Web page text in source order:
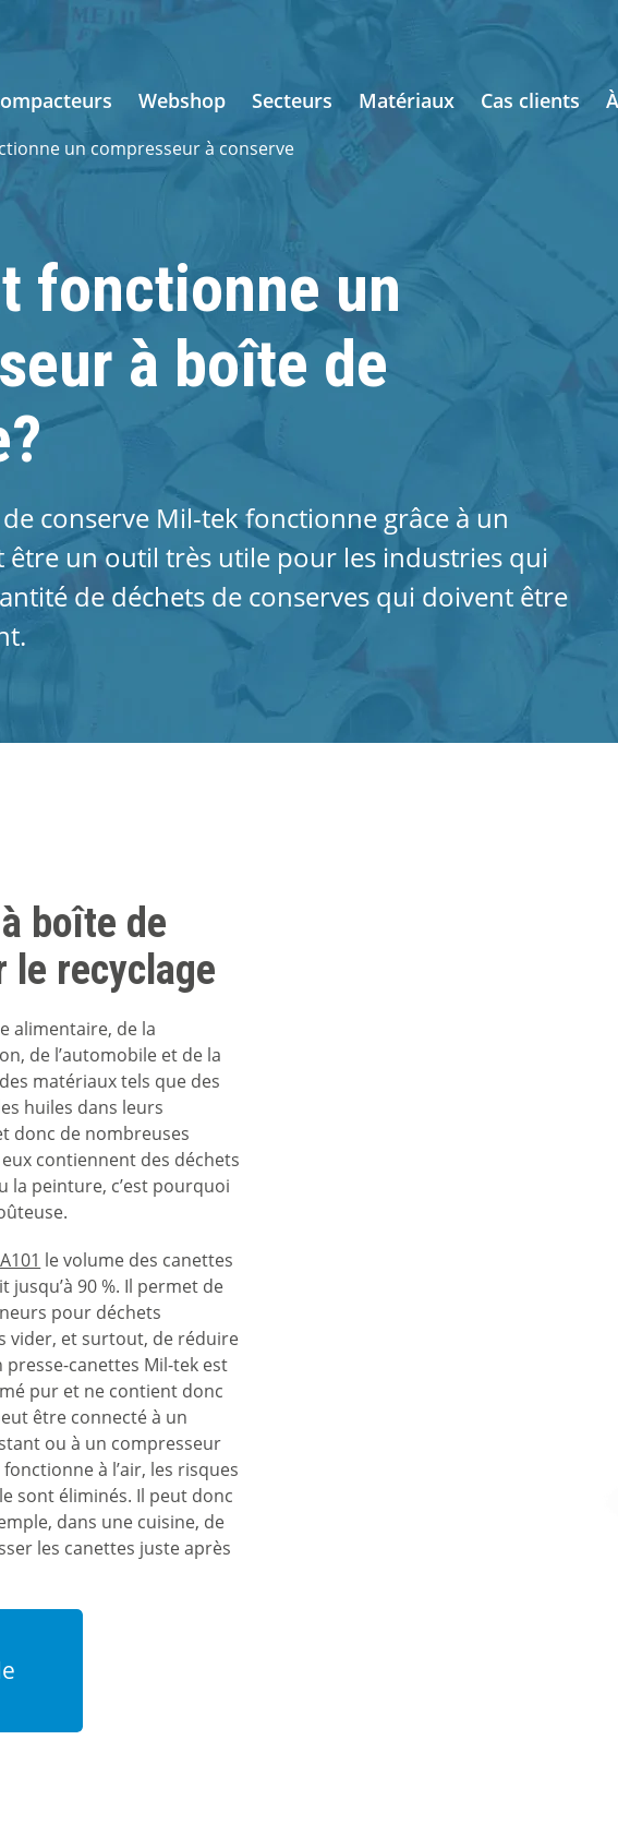
Webshop Secteurs Matériaux Cas clients
un compresseur à conserve
fonctionne un
à boîte de
conserve Mil-tek fonctionne grâce à un
être un outil très utile pour les industries qui
de déchets de conserves qui doivent être
boîte de
le recyclage
alimentaire, de la
de l’automobile et de la
matériaux tels que des
huiles dans leurs
donc de nombreuses
contiennent des déchets
la peinture, c’est pourquoi
le volume des canettes
90 %. Il permet de
pour déchets
vider, et surtout, de réduire
presse-canettes Mil-tek est
pur et ne contient donc
être connecté à un
ou à un compresseur
à l’air, les risques
sont éliminés. Il peut donc
dans une cuisine, de
les canettes juste après